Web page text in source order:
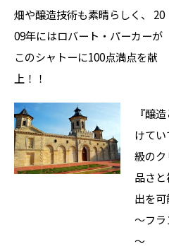
畑や醸造技術も素晴らしく、 20
09年にはロバート・パーカーが
このシャトーに100点満点を献
上！！
『醸
けて
級の
品さ
出を可
～フ
～